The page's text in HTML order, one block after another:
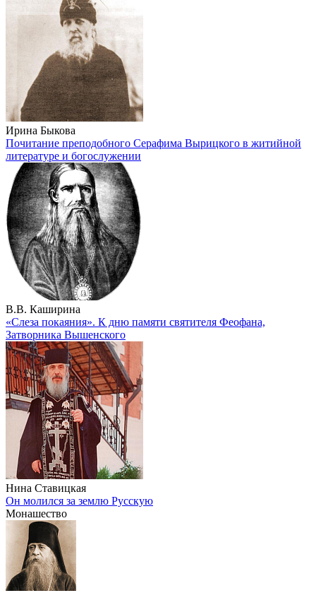
Ирина Быкова
Почитание преподобного Серафима Вырицкого в житийной
литературе и богослужении
В.В. Каширина
«Слеза покаяния». К дню памяти святителя Феофана,
Затворника Вышенского
Нина Ставицкая
Он молился за землю Русскую
Монашество